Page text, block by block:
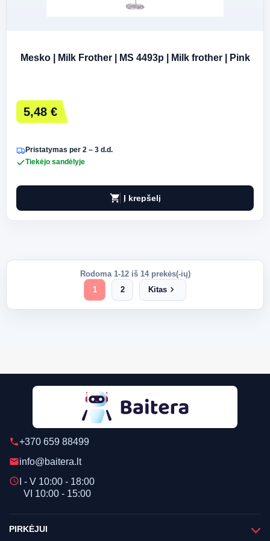
Mesko | Milk Frother | MS 4493p | Milk frother | Pink
5,48 €
Pristatymas per 2 – 3 d.d.
Tiekėjo sandėlyje
shopping_cart Į krepšelį
Rodoma 1-12 iš 14 prekės(-ių)
1
2 Kitas chevron_right
phone+370 659 88499
emailinfo@baitera.lt
schedule I - V 10:00 - 18:00
VI 10:00 - 15:00
PIRKĖJUI